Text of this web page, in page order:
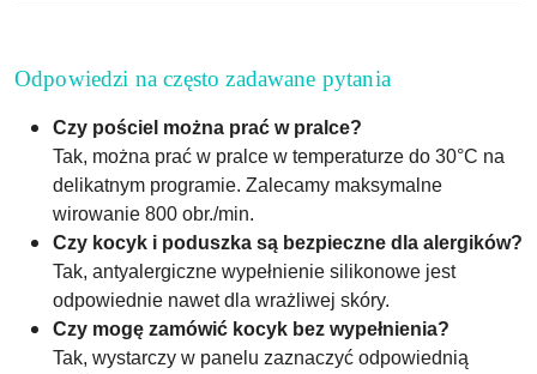
Odpowiedzi na często zadawane pytania
Czy pościel można prać w pralce?
Tak, można prać w pralce w temperaturze do 30°C na
delikatnym programie. Zalecamy maksymalne
wirowanie 800 obr./min.
Czy kocyk i poduszka są bezpieczne dla alergików?
Tak, antyalergiczne wypełnienie silikonowe jest
odpowiednie nawet dla wrażliwej skóry.
Czy mogę zamówić kocyk bez wypełnienia?
Tak, wystarczy w panelu zaznaczyć odpowiednią